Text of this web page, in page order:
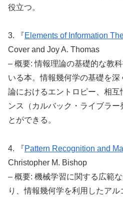
役立つ。
3. 『Elements of Information
Cover and Joy A. Thomas
– 概要: 情報理論の基礎的な教
いる本。情報幾何学の基礎を
論におけるエントロピー、相
ンス（カルバック・ライブラ
とができる。
4. 『Pattern Recognition and
Christopher M. Bishop
– 概要: 機械学習に関する広範
り、情報幾何学を利用したア